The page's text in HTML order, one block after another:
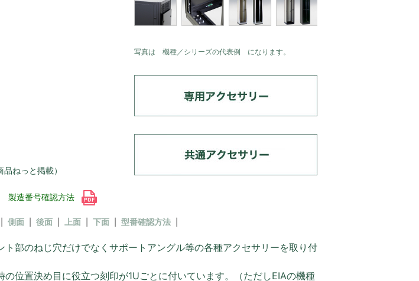
ねっと掲載）
製造番号確認方法
写真は 機種／シリーズの代表例 になります。
側面 後面 上面 下面 型番確認方法
部のねじ穴だけでなくサポートアングル等の各種アクセサリーを取り付
位置決め目に役立つ刻印が1Uごとに付いています。（ただしEIAの機種